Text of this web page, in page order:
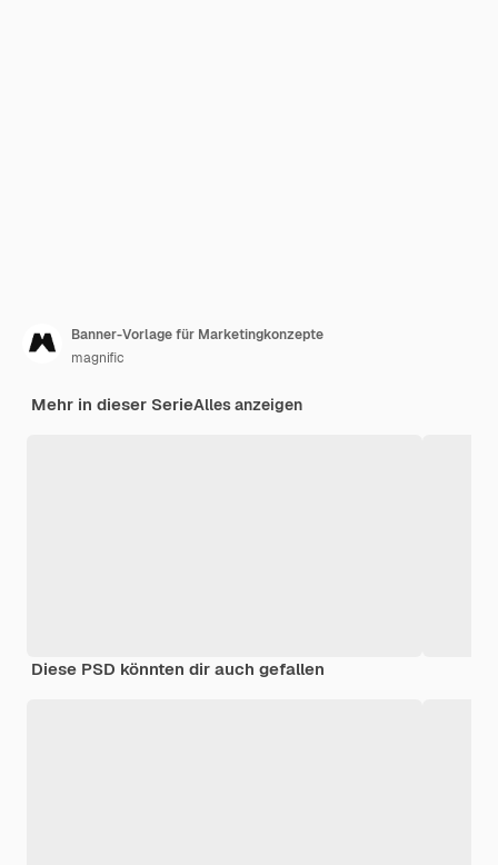
Banner-Vorlage für Marketingkonzepte
magnific
Mehr in dieser SerieAlles anzeigen
Diese PSD könnten dir auch gefallen